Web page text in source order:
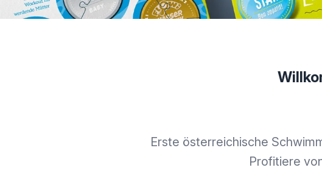
Erste österreichische
Profitiere